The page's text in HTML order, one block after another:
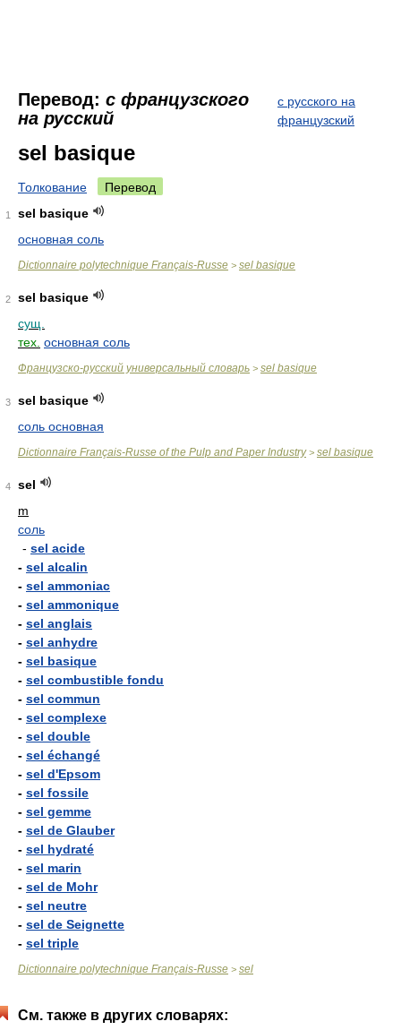
Перевод: с французского
на русский
с русского на
французский
sel basique
Толкование Перевод
1
sel basique
основная соль
Dictionnaire polytechnique Français-Russe > sel basique
2
sel basique
сущ.
тех. основная соль
Французско-русский универсальный словарь > sel basique
3
sel basique
соль основная
Dictionnaire Français-Russe of the Pulp and Paper Industry> sel basique
4
sel
m
соль
- sel acide
- sel alcalin
- sel ammoniac
- sel ammonique
- sel anglais
- sel anhydre
- sel basique
- sel combustible fondu
- sel commun
- sel complexe
- sel double
- sel échangé
- sel d'Epsom
- sel fossile
- sel gemme
- sel de Glauber
- sel hydraté
- sel marin
- sel de Mohr
- sel neutre
- sel de Seignette
- sel triple
Dictionnaire polytechnique Français-Russe > sel
См. также в других словарях: